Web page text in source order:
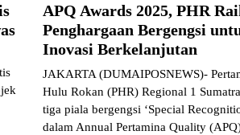
APQ Awards 2025, PHR
Penghargaan Bergengsi
Inovasi Berkelanjutan
JAKARTA (DUMAIPOSNEWS)-
Hulu Rokan (PHR) Regional 1
tiga piala bergengsi ‘Special
dalam Annual Pertamina Quality